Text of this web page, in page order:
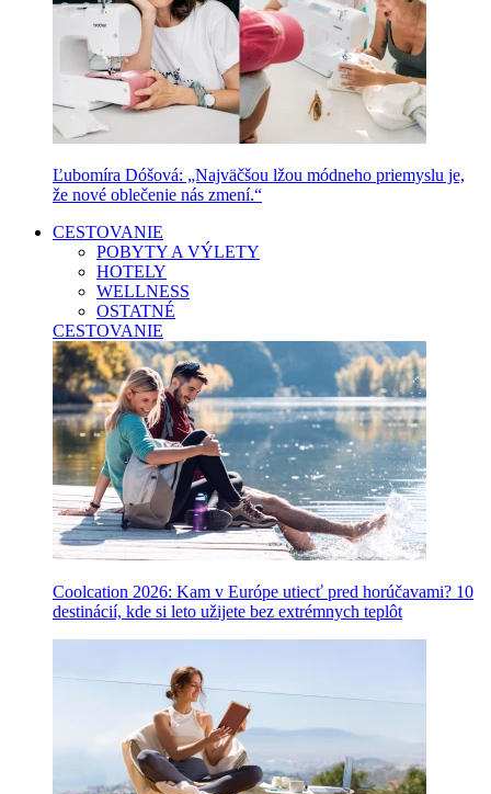
Ľubomíra Dóšová: „Najväčšou lžou módneho priemyslu je,
že nové oblečenie nás zmení.“
CESTOVANIE
POBYTY A VÝLETY
HOTELY
WELLNESS
OSTATNÉ
CESTOVANIE
Coolcation 2026: Kam v Európe utiecť pred horúčavami? 10
destinácií, kde si leto užijete bez extrémnych teplôt